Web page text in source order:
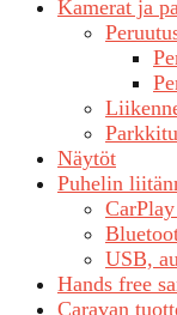
Kamerat ja
Näytöt
Puhelin
USB,
Hands free
Caravan